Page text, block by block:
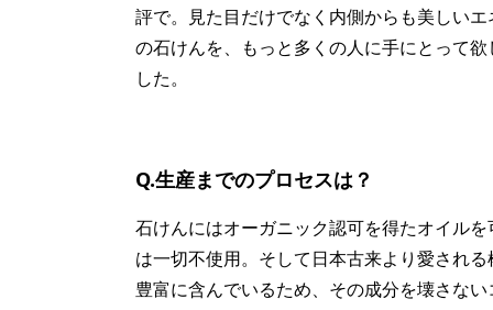
評で。見た目だけでなく内側からも美しい
の石けんを、もっと多くの人に手にとって
した。
Q.生産までのプロセスは？
石けんにはオーガニック認可を得たオイル
は一切不使用。そして日本古来より愛され
豊富に含んでいるため、その成分を壊さな